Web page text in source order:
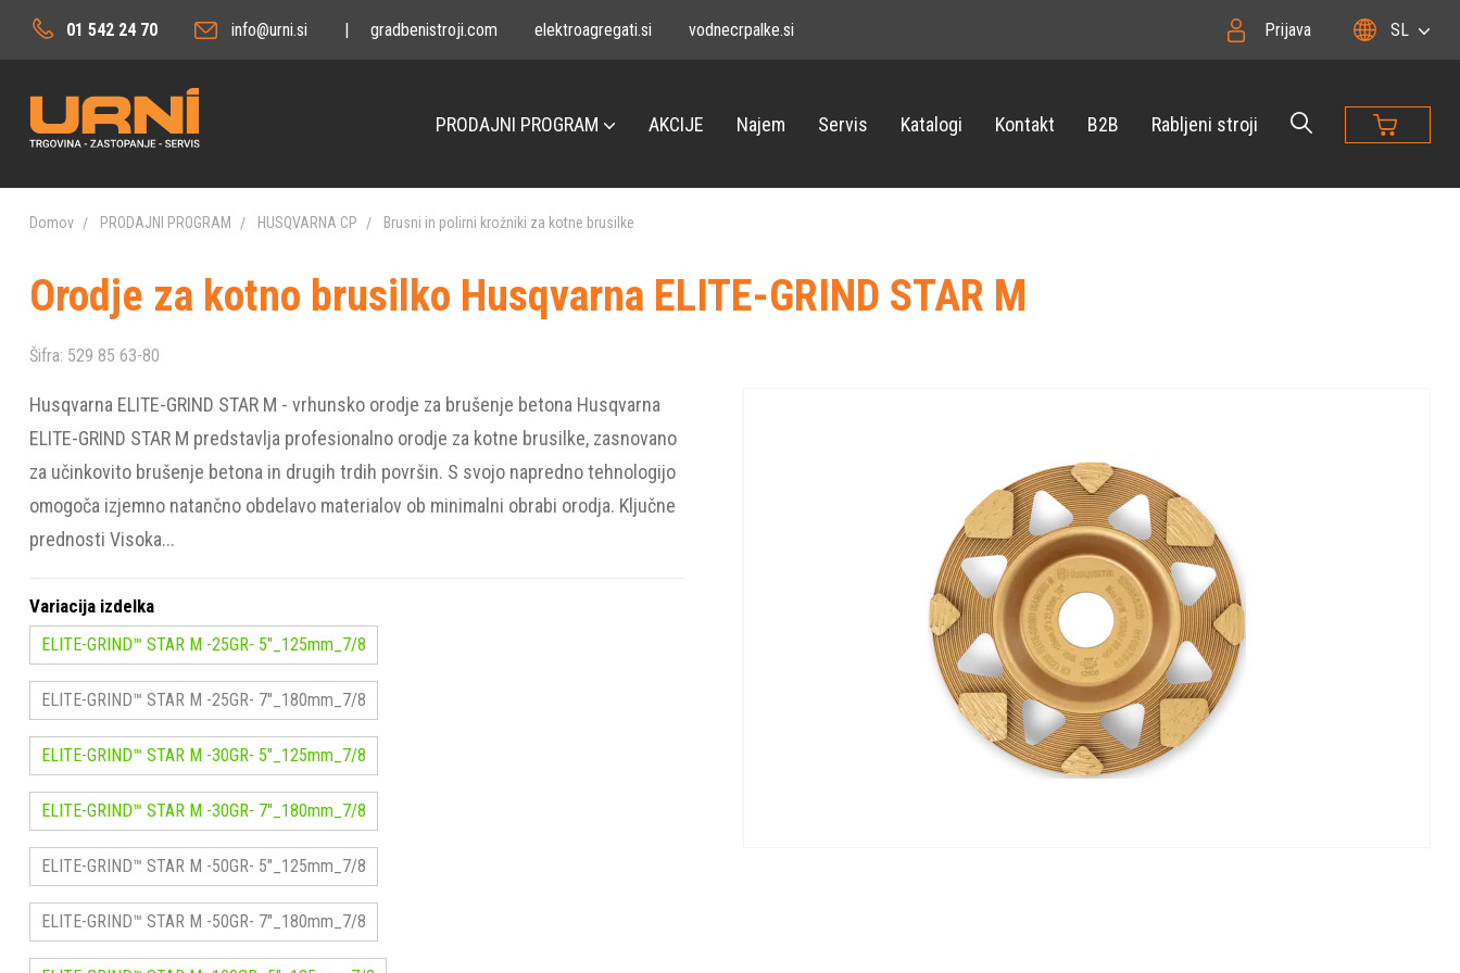
01 542 24 70 info@urni.si | gradbenistroji.com elektroagregati.si vodnecrpalke.si Prijava SL
PRODAJNI PROGRAM AKCIJE Najem Servis Katalogi Kontakt B2B Rabljeni stroji
Domov PRODAJNI PROGRAM HUSQVARNA CP Brusni in polirni krožniki za kotne brusilke
Orodje za kotno brusilko Husqvarna ELITE-GRIND STAR M
Šifra: 529 85 63-80
Husqvarna ELITE-GRIND STAR M - vrhunsko orodje za brušenje betona Husqvarna
ELITE-GRIND STAR M predstavlja profesionalno orodje za kotne brusilke, zasnovano
za učinkovito brušenje betona in drugih trdih površin. S svojo napredno tehnologijo
omogoča izjemno natančno obdelavo materialov ob minimalni obrabi orodja. Ključne
prednosti Visoka...
Variacija izdelka
ELITE-GRIND™ STAR M -25GR- 5"_125mm_7/8
ELITE-GRIND™ STAR M -25GR- 7"_180mm_7/8
ELITE-GRIND™ STAR M -30GR- 5"_125mm_7/8
ELITE-GRIND™ STAR M -30GR- 7"_180mm_7/8
ELITE-GRIND™ STAR M -50GR- 5"_125mm_7/8
ELITE-GRIND™ STAR M -50GR- 7"_180mm_7/8